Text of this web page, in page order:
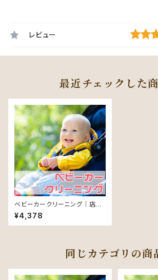
レビュー
最近チェックした
ベビーカークリーニング｜店頭
持込
¥4,378
同じカテゴリの商